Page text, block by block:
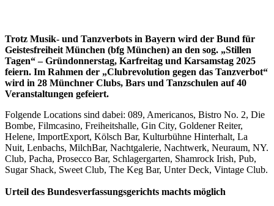
Trotz Musik- und Tanzverbots in Bayern wird der Bund für
Geistesfreiheit München (bfg München) an den sog. „Stillen
Tagen“ – Gründonnerstag, Karfreitag und Karsamstag 2025
feiern. Im Rahmen der „Clubrevolution gegen das Tanzverbot“
wird in 28 Münchner Clubs, Bars und Tanzschulen auf 40
Veranstaltungen gefeiert.
Folgende Locations sind dabei: 089, Americanos, Bistro No. 2, Die
Bombe, Filmcasino, Freiheitshalle, Gin City, Goldener Reiter,
Helene, ImportExport, Kölsch Bar, Kulturbühne Hinterhalt, La
Nuit, Lenbachs, MilchBar, Nachtgalerie, Nachtwerk, Neuraum, NY.
Club, Pacha, Prosecco Bar, Schlagergarten, Shamrock Irish, Pub,
Sugar Shack, Sweet Club, The Keg Bar, Unter Deck, Vintage Club.
Urteil des Bundesverfassungsgerichts machts möglich